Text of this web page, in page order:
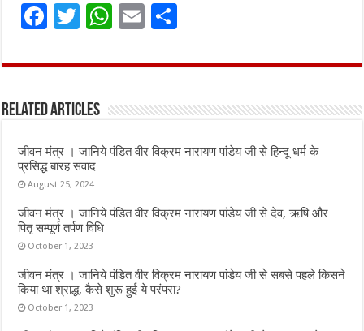
F
ce
o
o
k
T
it
r
W
at
A
p
E
ai ar
Related Articles
जीवन मंत्र । जानिये पंडित वीर विक्रम नारायण पांडेय जी से हिन्दू धर्म के
प्रसिद्ध बारह संवाद
August 25, 2024
जीवन मंत्र । जानिये पंडित वीर विक्रम नारायण पांडेय जी से देव, ऋषि और
पितृ सम्पूर्ण तर्पण विधि
October 1, 2023
जीवन मंत्र । जानिये पंडित वीर विक्रम नारायण पांडेय जी से सबसे पहले किसने
किया था श्राद्ध, कैसे शुरू हुई ये परंपरा?
October 1, 2023